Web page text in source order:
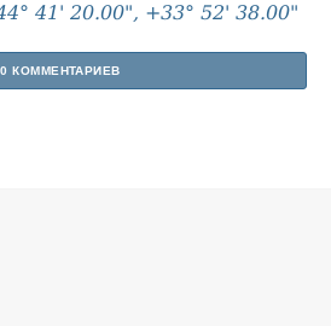
41' 20.00", +33° 52' 38.00"
0 КОММЕНТАРИЕВ